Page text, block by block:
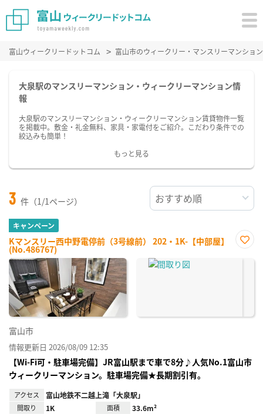
富山ウィークリードットコム 富山市のウィークリー・マンスリーマンショ
大泉駅のマンスリーマンション・ウィークリーマンション情
報
大泉駅のマンスリーマンション・ウィークリーマンション賃貸物件一覧
を掲載中。敷金・礼金無料、家具・家電付をご紹介。こだわり条件での
絞込みも簡単！
もっと見る
3 件（1/1ページ）
キャンペーン
Kマンスリー西中野電停前（3号線前） 202・1K-【中部屋】
(No.486767)
に入
富山市
情報更新日 2026/08/09 12:35
【Wi-Fi可・駐車場完備】JR富山駅まで車で8分♪人気No.1富山市
ウィークリーマンション。駐車場完備★長期割引有。
アクセス 富山地鉄不二越上滝「大泉駅」
間取り 1K 面積 33.6m²